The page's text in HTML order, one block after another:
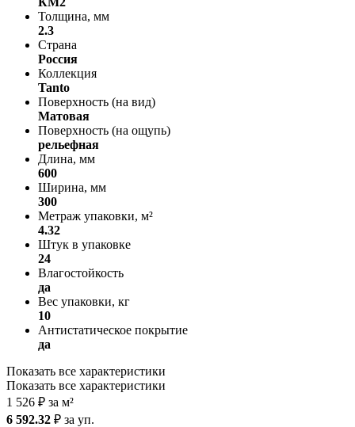
Толщина, мм
2.3
Страна
Россия
Коллекция
Tanto
Поверхность (на вид)
Матовая
Поверхность (на ощупь)
рельефная
Длина, мм
600
Ширина, мм
300
Метраж упаковки, м²
4.32
Штук в упаковке
24
Влагостойкость
да
Вес упаковки, кг
10
Антистатическое покрытие
да
Показать все характеристики
Показать все характеристики
1 526 ₽ за м²
6 592.32 ₽ за уп.